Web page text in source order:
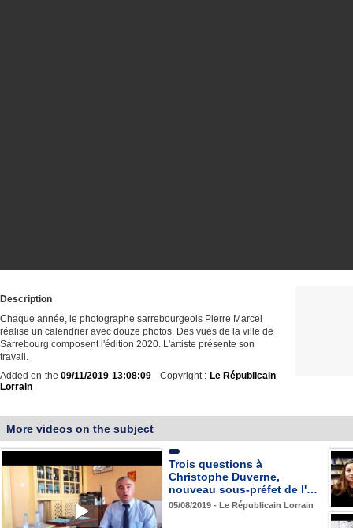
Description
Chaque année, le photographe sarrebourgeois Pierre Marcel
réalise un calendrier avec douze photos. Des vues de la ville de
Sarrebourg composent l'édition 2020. L'artiste présente son
travail.
Added on the09/11/2019 13:08:09- Copyright : Le Républicain
Lorrain
More videos on the subject
Trois questions à
Christophe Duverne,
nouveau sous-préfet de l'…
05/08/2019 - Le Républicain Lorrain